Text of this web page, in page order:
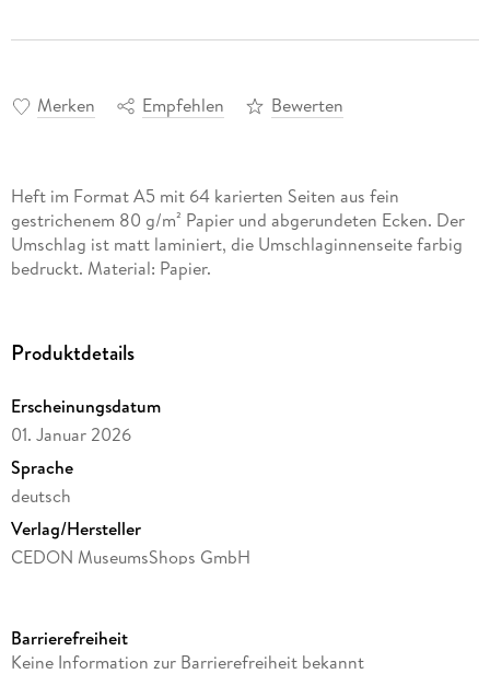
Merken Empfehlen Bewerten
Heft im Format A5 mit 64 karierten Seiten aus fein
gestrichenem 80 g/m² Papier und abgerundeten Ecken. Der
Umschlag ist matt laminiert, die Umschlaginnenseite farbig
bedruckt. Material: Papier.
Produktdetails
Erscheinungsdatum
01. Januar 2026
Sprache
deutsch
Verlag/Hersteller
CEDON MuseumsShops GmbH
Gewicht
Barrierefreiheit
Keine Information zur Barrierefreiheit bekannt